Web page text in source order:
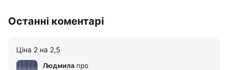
Останні коментарі
Ціна 2 на 2,5
Людмила про